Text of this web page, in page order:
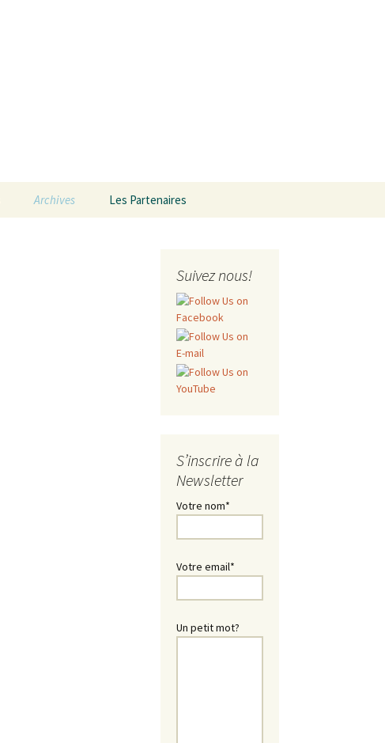
Archives Les Partenaires
Suivez nous!
S’inscrire à la
Newsletter
Votre nom*
Votre email*
Un petit mot?